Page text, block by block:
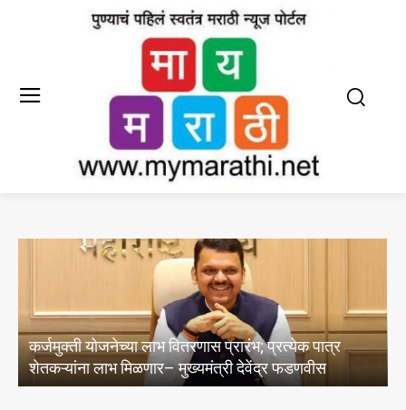
प्रारंभ; प्रत्येक पात्र
मुख्यमंत्री देवेंद्र फडणवीस
जिल्हा अल्पसंख्यांक कल्याण
करण्याचे आवाहन